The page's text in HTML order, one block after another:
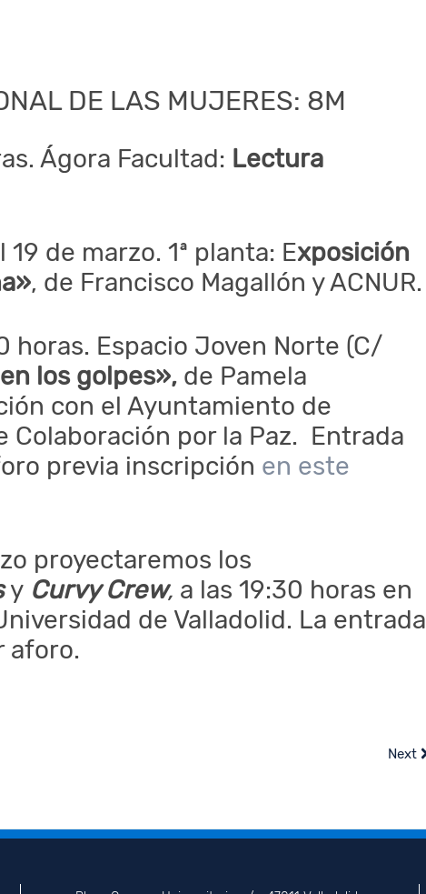
DE LAS MUJERES: 8M
Ágora Facultad: Lectura
de marzo. 1ª planta: Exposición
, de Francisco Magallón y ACNUR.
horas. Espacio Joven Norte (C/
los golpes», de Pamela
con el Ayuntamiento de
Colaboración por la Paz. Entrada
previa inscripción en este
proyectaremos los
y Curvy Crew, a las 19:30 horas en
de Valladolid. La entrada
aforo.
Next